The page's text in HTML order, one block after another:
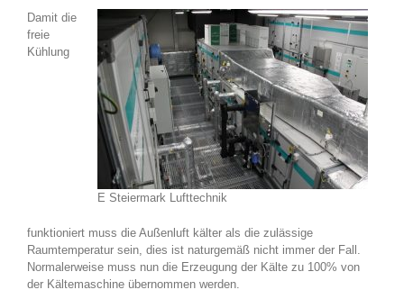
E Steiermark Lufttechnik
Damit die
freie
Kühlung
funktioniert muss die Außenluft kälter als die zulässige
Raumtemperatur sein, dies ist naturgemäß nicht immer der Fall.
Normalerweise muss nun die Erzeugung der Kälte zu 100% von
der Kältemaschine übernommen werden.